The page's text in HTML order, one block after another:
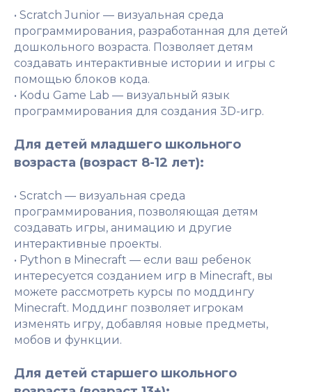
• Scratch Junior — визуальная среда
программирования, разработанная для детей
дошкольного возраста. Позволяет детям
создавать интерактивные истории и игры с
помощью блоков кода.
• Kodu Game Lab — визуальный язык
программирования для создания 3D-игр.
Для детей младшего школьного
возраста (возраст 8-12 лет):
• Scratch — визуальная среда
программирования, позволяющая детям
создавать игры, анимацию и другие
интерактивные проекты.
• Python в Minecraft — если ваш ребенок
интересуется созданием игр в Minecraft, вы
можете рассмотреть курсы по моддингу
Minecraft. Моддинг позволяет игрокам
изменять игру, добавляя новые предметы,
мобов и функции.
Для детей старшего школьного